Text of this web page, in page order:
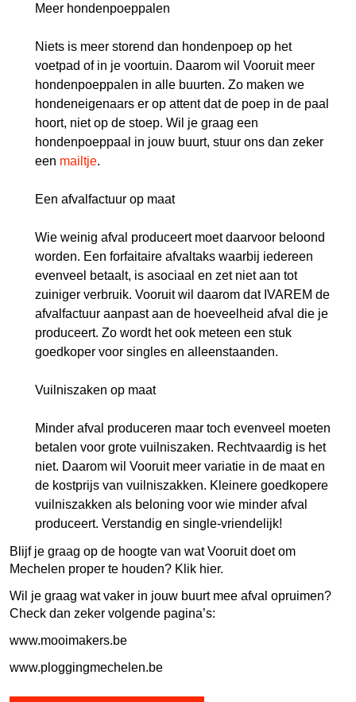
Meer hondenpoeppalen
Niets is meer storend dan hondenpoep op het
voetpad of in je voortuin. Daarom wil Vooruit meer
hondenpoeppalen in alle buurten. Zo maken we
hondeneigenaars er op attent dat de poep in de paal
hoort, niet op de stoep. Wil je graag een
hondenpoeppaal in jouw buurt, stuur ons dan zeker
een mailtje.
Een afvalfactuur op maat
Wie weinig afval produceert moet daarvoor beloond
worden. Een forfaitaire afvaltaks waarbij iedereen
evenveel betaalt, is asociaal en zet niet aan tot
zuiniger verbruik. Vooruit wil daarom dat IVAREM de
afvalfactuur aanpast aan de hoeveelheid afval die je
produceert. Zo wordt het ook meteen een stuk
goedkoper voor singles en alleenstaanden.
Vuilniszaken op maat
Minder afval produceren maar toch evenveel moeten
betalen voor grote vuilniszaken. Rechtvaardig is het
niet. Daarom wil Vooruit meer variatie in de maat en
de kostprijs van vuilniszakken. Kleinere goedkopere
vuilniszakken als beloning voor wie minder afval
produceert. Verstandig en single-vriendelijk!
Blijf je graag op de hoogte van wat Vooruit doet om
Mechelen proper te houden? Klik hier.
Wil je graag wat vaker in jouw buurt mee afval opruimen?
Check dan zeker volgende pagina’s:
www.mooimakers.be
www.ploggingmechelen.be